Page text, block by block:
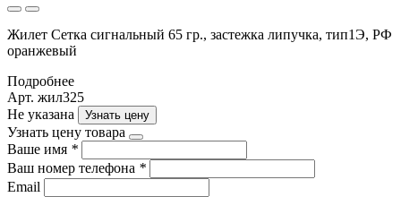
Жилет Сетка сигнальный 65 гр., застежка липучка, тип1Э, РФ
оранжевый
Подробнее
Арт. жил325
Не указана
Узнать цену
Узнать цену товара
Ваше имя *
Ваш номер телефона *
Email